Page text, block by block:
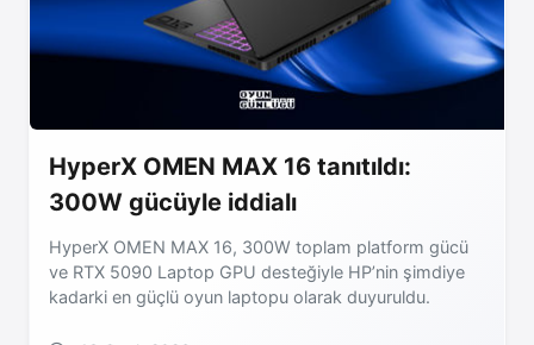
HyperX OMEN MAX 16 tanıtıldı:
300W gücüyle iddialı
HyperX OMEN MAX 16, 300W toplam platform gücü
ve RTX 5090 Laptop GPU desteğiyle HP’nin şimdiye
kadarki en güçlü oyun laptopu olarak duyuruldu.